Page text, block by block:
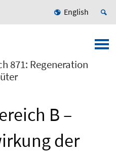
English
871: Regeneration
B –
der